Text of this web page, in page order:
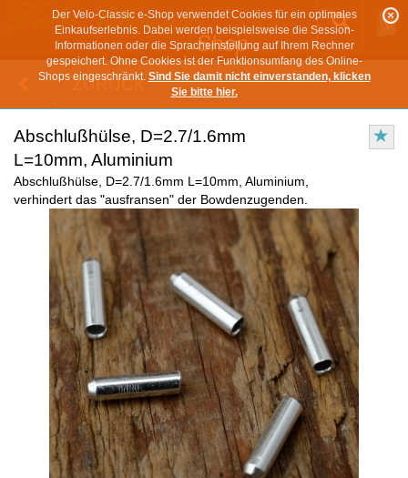
Der Velo-Classic e-Shop verwendet Cookies für ein optimales
Einkaufserlebnis. Dabei werden beispielsweise die Session-
Informationen oder die Spracheinstellung auf Ihrem Rechner
gespeichert. Ohne Cookies ist der Funktionsumfang des Online-
Shops eingeschränkt. Sind Sie damit nicht einverstanden, klicken
Sie bitte hier.
ZURÜCK
Abschlußhülse, D=2.7/1.6mm
L=10mm, Aluminium
Abschlußhülse, D=2.7/1.6mm L=10mm, Aluminium,
verhindert das "ausfransen" der Bowdenzugenden.